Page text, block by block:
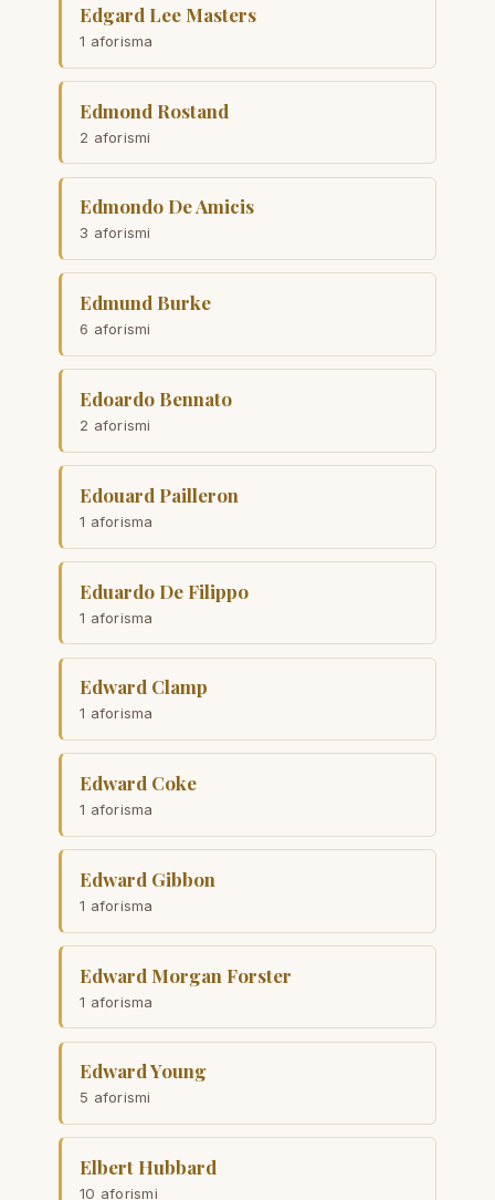
Edgard Lee Masters
1 aforisma
Edmond Rostand
2 aforismi
Edmondo De Amicis
3 aforismi
Edmund Burke
6 aforismi
Edoardo Bennato
2 aforismi
Edouard Pailleron
1 aforisma
Eduardo De Filippo
1 aforisma
Edward Clamp
1 aforisma
Edward Coke
1 aforisma
Edward Gibbon
1 aforisma
Edward Morgan Forster
1 aforisma
Edward Young
5 aforismi
Elbert Hubbard
10 aforismi